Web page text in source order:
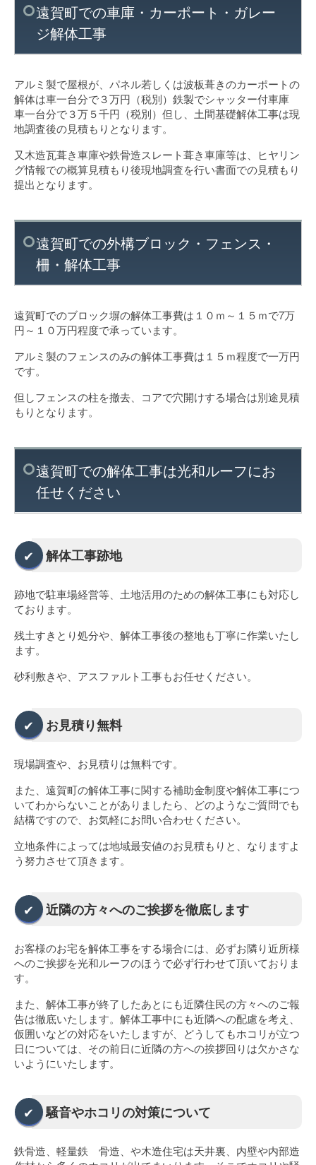
遠賀町での車庫・カーポート・ガレー
ジ解体工事
アルミ製で屋根が、パネル若しくは波板葺きのカーポートの
解体は車一台分で３万円（税別）鉄製でシャッター付車庫
車一台分で３万５千円（税別）但し、土間基礎解体工事は現
地調査後の見積もりとなります。
又木造瓦葺き車庫や鉄骨造スレート葺き車庫等は、ヒヤリン
グ情報での概算見積もり後現地調査を行い書面での見積もり
提出となります。
遠賀町での外構ブロック・フェンス・
柵・解体工事
遠賀町でのブロック塀の解体工事費は１０ｍ～１５ｍで7万
円～１０万円程度で承っています。
アルミ製のフェンスのみの解体工事費は１５ｍ程度で一万円
です。
但しフェンスの柱を撤去、コアで穴開けする場合は別途見積
もりとなります。
遠賀町での解体工事は光和ルーフにお
任せください
解体工事跡地
跡地で駐車場経営等、土地活用のための解体工事にも対応し
ております。
残土すきとり処分や、解体工事後の整地も丁寧に作業いたし
ます。
砂利敷きや、アスファルト工事もお任せください。
お見積り無料
現場調査や、お見積りは無料です。
また、遠賀町の解体工事に関する補助金制度や解体工事につ
いてわからないことがありましたら、どのようなご質問でも
結構ですので、お気軽にお問い合わせください。
立地条件によっては地域最安値のお見積もりと、なりますよ
う努力させて頂きます。
近隣の方々へのご挨拶を徹底します
お客様のお宅を解体工事をする場合には、必ずお隣り近所様
へのご挨拶を光和ルーフのほうで必ず行わせて頂いておりま
す。
また、解体工事が終了したあとにも近隣住民の方々へのご報
告は徹底いたします。解体工事中にも近隣への配慮を考え、
仮囲いなどの対応をいたしますが、どうしてもホコリが立つ
日については、その前日に近隣の方への挨拶回りは欠かさな
いようにいたします。
騒音やホコリの対策について
鉄骨造、軽量鉄 骨造、や木造住宅は天井裏、内壁や内部造